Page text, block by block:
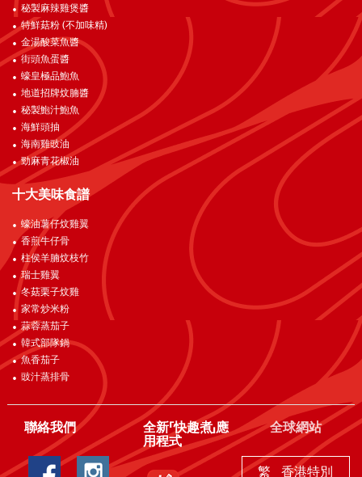
秘製麻辣雞煲醬
特鮮菇粉 (不加味精)
金湯酸菜魚醬
街頭魚蛋醬
蠔皇極品鮑魚
地道招牌炆腩醬
秘製鮑汁鮑魚
海鮮頭抽
海南雞豉油
勁麻青花椒油
十大美味食譜
蠔油薯仔炆雞翼
香煎牛仔骨
柱侯羊腩炆枝竹
瑞士雞翼
冬菇栗子炆雞
家常炒米粉
蒜蓉蒸茄子
韓式部隊鍋
魚香茄子
豉汁蒸排骨
聯絡我們
全新「快趣煮」應
用程式
全球網站
繁 香港特別